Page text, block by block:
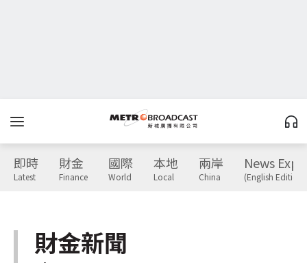
即時
Latest
財金
Finance
國際
World
本地
Local
兩岸
China
News
(English Edition)
財金新聞